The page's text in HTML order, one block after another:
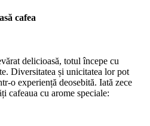
cafea
delicioasă, totul începe cu
Diversitatea și unicitatea lor pot
o experiență deosebită. Iată zece
cafeaua cu arome speciale: